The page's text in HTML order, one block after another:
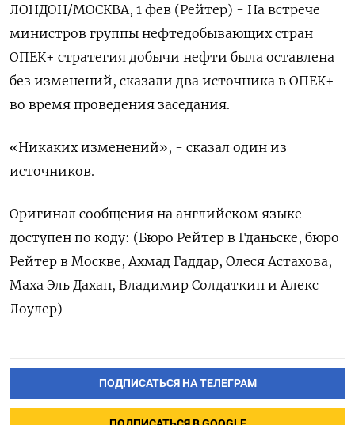
ЛОНДОН/МОСКВА, 1 фев (Рейтер) - На встрече
министров группы нефтедобывающих стран
ОПЕК+ стратегия добычи нефти была оставлена
без изменений, сказали два источника в ОПЕК+
во время проведения заседания.
«Никаких изменений», - сказал один из
источников.
Оригинал сообщения на английском языке
доступен по коду: (Бюро Рейтер в Гданьске, бюро
Рейтер в Москве, Ахмад Гаддар, Олеся Астахова,
Маха Эль Дахан, Владимир Солдаткин и Алекс
Лоулер)
ПОДПИСАТЬСЯ НА ТЕЛЕГРАМ